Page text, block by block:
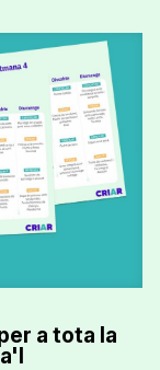
a tota la